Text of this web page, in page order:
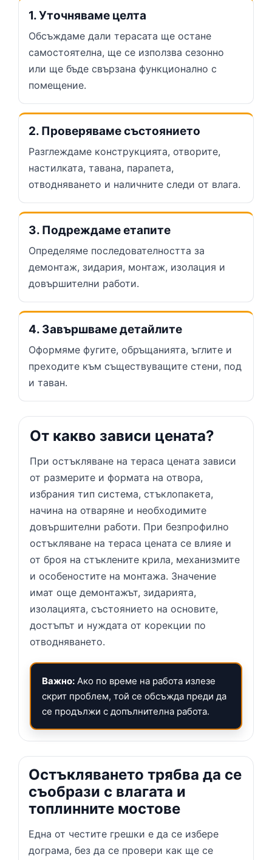
1. Уточняваме целта
Обсъждаме дали терасата ще остане
самостоятелна, ще се използва сезонно
или ще бъде свързана функционално с
помещение.
2. Проверяваме състоянието
Разглеждаме конструкцията, отворите,
настилката, тавана, парапета,
отводняването и наличните следи от влага.
3. Подреждаме етапите
Определяме последователността за
демонтаж, зидария, монтаж, изолация и
довършителни работи.
4. Завършваме детайлите
Оформяме фугите, обръщанията, ъглите и
преходите към съществуващите стени, под
и таван.
От какво зависи цената?
При остъкляване на тераса цената зависи
от размерите и формата на отвора,
избрания тип система, стъклопакета,
начина на отваряне и необходимите
довършителни работи. При безпрофилно
остъкляване на тераса цената се влияе и
от броя на стъклените крила, механизмите
и особеностите на монтажа. Значение
имат още демонтажът, зидарията,
изолацията, състоянието на основите,
достъпът и нуждата от корекции по
отводняването.
Важно: Ако по време на работа излезе
скрит проблем, той се обсъжда преди да
се продължи с допълнителна работа.
Остъкляването трябва да се
съобрази с влагата и
топлинните мостове
Една от честите грешки е да се избере
дограма, без да се провери как ще се